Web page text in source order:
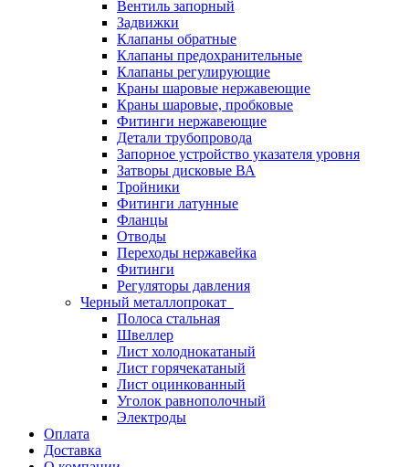
Вентиль запорный
Задвижки
Клапаны обратные
Клапаны предохранительные
Клапаны регулирующие
Краны шаровые нержавеющие
Краны шаровые, пробковые
Фитинги нержавеющие
Детали трубопровода
Запорное устройство указателя уровня
Затворы дисковые ВА
Тройники
Фитинги латунные
Фланцы
Отводы
Переходы нержавейка
Фитинги
Регуляторы давления
Черный металлопрокат
Полоса стальная
Швеллер
Лист холоднокатаный
Лист горячекатаный
Лист оцинкованный
Уголок равнополочный
Электроды
Оплата
Доставка